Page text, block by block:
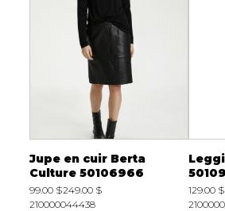
Jupe en cuir Berta
Culture 50106966
99.00 $249.00 $
210000044438
129.00 $